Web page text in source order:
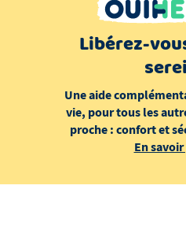
Libérez-
Une aide
vie, pour tous les
proche : confort et
En